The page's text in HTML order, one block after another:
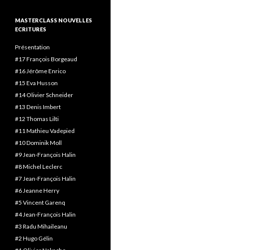
MASTERCLASS NOUVELLES
ECRITURES
Présentation
#17 François Borgeaud
#16 Jérôme Enrico
#15 Eva Husson
#14 Olivier Schneider
#13 Denis Imbert
#12 Thomas Lilti
#11 Mathieu Vadepied
#10 Dominik Moll
#9 Jean-François Halin
#8 Michel Leclerc
#7 Jean-François Halin
#6 Jeanne Herry
#5 Vincent Garenq
#4 Jean-François Halin
#3 Radu Mihaileanu
#2 Hugo Gélin